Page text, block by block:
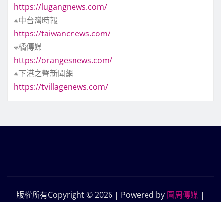
https://lugangnews.com/
※中台灣時報
https://taiwancnews.com/
※橘傳媒
https://orangesnews.com/
※下港之聲新聞網
https://tvillagenews.com/
版權所有Copyright © 2026 | Powered by 圓周傳媒 |